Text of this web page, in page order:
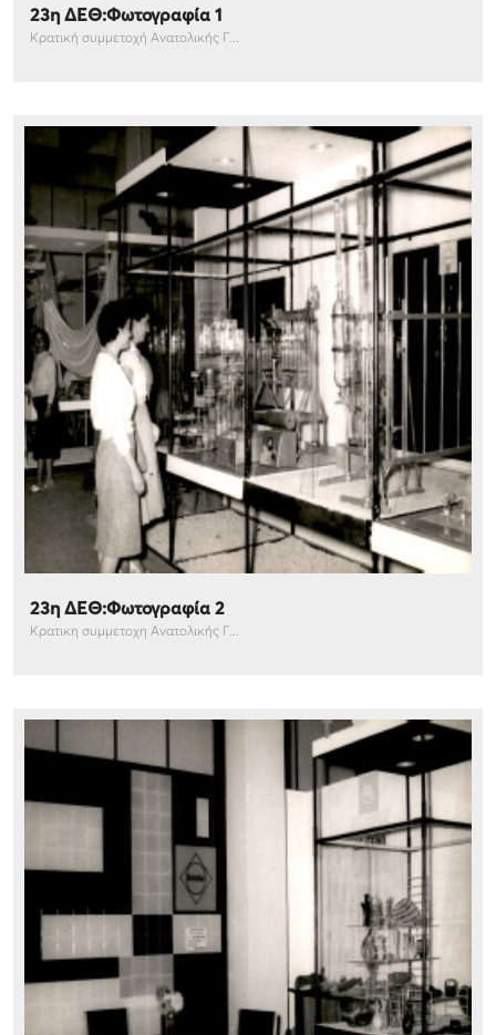
23η ΔΕΘ:Φωτογραφία 1
Κρατική συμμετοχή Ανατολικής Γ...
23η ΔΕΘ:Φωτογραφία 2
Κρατικη συμμετοχη Ανατολικής Γ...